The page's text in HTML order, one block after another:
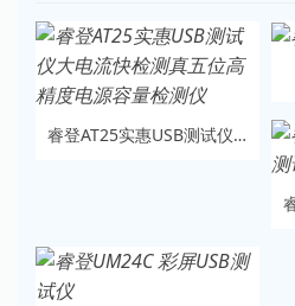
睿登AT25实惠USB测试仪大电流快检测真五位高精度电源容量检测仪